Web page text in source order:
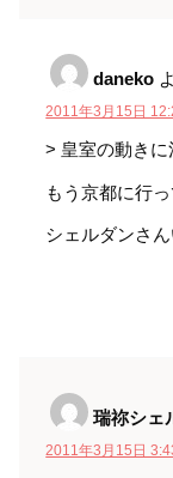
daneko
2011年3月15日
> 皇室の動きに
もう京都に行
シェルダンさ
瑞祢シェ
2011年3月15日